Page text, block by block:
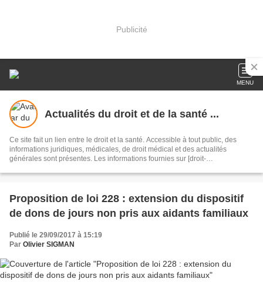
Publicité
MENU
Actualités du droit et de la santé ...
Ce site fait un lien entre le droit et la santé. Accessible à tout public, des
informations juridiques, médicales, de droit médical et des actualités
générales sont présentes. Les informations fournies sur [droit-
relation qui existe entre le patient (ou visiteur du site) et son médecin.
Proposition de loi 228 : extension du dispositif
de dons de jours non pris aux aidants familiaux
Publié le 29/09/2017 à 15:19
Par Olivier SIGMAN